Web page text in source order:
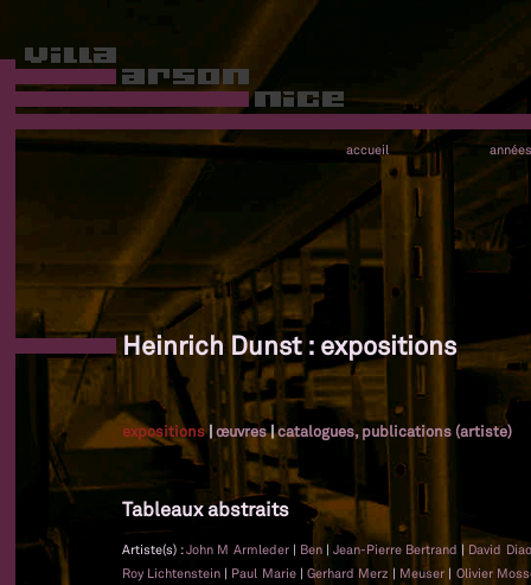
accueil années
Heinrich Dunst : expositions
expositions|œuvres|catalogues, publications (artiste)
Tableaux abstraits
Artiste(s) :John M Armleder | Ben | Jean-Pierre Bertrand | David
Roy Lichtenstein | Paul Marie | Gerhard Merz | Meuser | Olivier